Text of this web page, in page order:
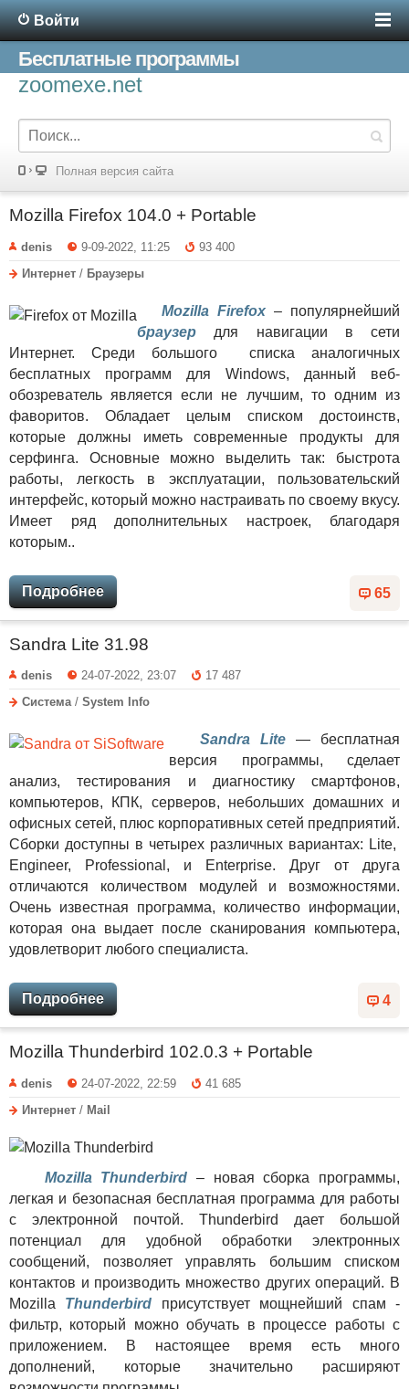
Войти
Бесплатные программы
zoomexe.net
Полная версия сайта
Mozilla Firefox 104.0 + Portable
denis 9-09-2022, 11:25
93 400
Интернет / Браузеры
Mozilla Firefox – популярнейший
браузер для навигации в сети
Интернет. Среди большого списка аналогичных
бесплатных программ для Windows, данный веб-
обозреватель является если не лучшим, то одним из
фаворитов. Обладает целым списком достоинств,
которые должны иметь современные продукты для
серфинга. Основные можно выделить так: быстрота
работы, легкость в эксплуатации, пользовательский
интерфейс, который можно настраивать по своему вкусу.
Имеет ряд дополнительных настроек, благодаря
которым..
65
Подробнее
Sandra Lite 31.98
denis 24-07-2022, 23:07
17 487
Система/ System Info
Sandra Lite — бесплатная
версия программы, сделает
анализ, тестирования и диагностику смартфонов,
компьютеров, КПК, серверов, небольших домашних и
офисных сетей, плюс корпоративных сетей предприятий.
Сборки доступны в четырех различных вариантах: Lite,
Engineer, Professional, и Enterprise. Друг от друга
отличаются количеством модулей и возможностями.
Очень известная программа, количество информации,
которая она выдает после сканирования компьютера,
удовлетворит любого специалиста.
4
Подробнее
Mozilla Thunderbird 102.0.3 + Portable
denis 24-07-2022, 22:59
41 685
Интернет / Mail
Mozilla Thunderbird– новая сборка программы,
легкая и безопасная бесплатная программа для работы
с электронной почтой. Thunderbird дает большой
потенциал для удобной обработки электронных
сообщений, позволяет управлять большим списком
контактов и производить множество других операций. В
Mozilla Thunderbird присутствует мощнейший спам -
фильтр, который можно обучать в процессе работы с
приложением. В настоящее время есть много
дополнений, которые значительно расширяют